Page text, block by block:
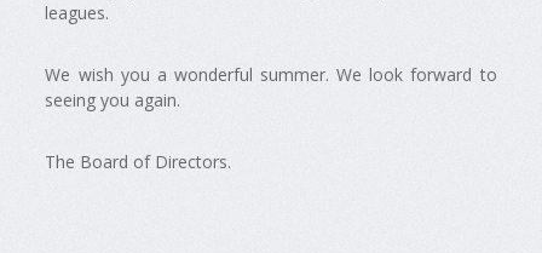
leagues.
We wish you a wonderful summer. We look forward to
seeing you again.
The Board of Directors.